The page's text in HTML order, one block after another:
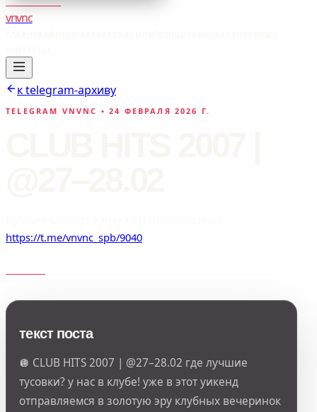
vnvnc
к telegram-архиву
TELEGRAM VNVNC • 24 ФЕВРАЛЯ 2026 Г.
https://t.me/vnvnc_spb/9040
текст поста
🪩 CLUB HITS 2007 | @27–28.02 где лучшие
тусовки? у нас в клубе! уже в этот уикенд
отправляемся в золотую эру клубных вечеринок